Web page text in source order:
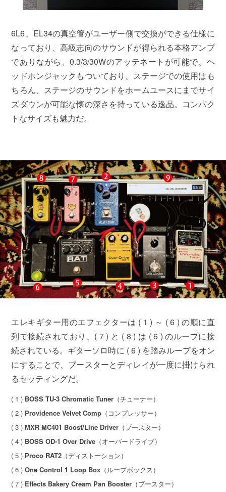
6L6、EL34の真空管がユーザー側で交換ができる仕様に
なっており、高級志向のサウンドが得られる本格アンプ
でありながら、0.3/3/30Wのアッテネートが可能で、ヘ
ッドホンジャックもついており、ステージでの使用はも
ちろん、ステージのサウンドをホームユースにまでサイ
ズダウンが可能な懐の深さを持っている逸品。コンパク
トなサイズも魅力だ。
エレキギター用のエフェクターは ( 1 ) ～ ( 6 ) の順に直
列で接続されており、( 7 ) と ( 8 ) は ( 6 ) のループに接
続されている。ギターソロ時に ( 6 ) を踏みループをオン
にすることで、ブースターとディレイが一度に掛けられ
るセッティングだ。
( 1 ) BOSS TU-3 Chromatic Tuner （チューナー）
( 2 ) Providence Velvet Comp （コンプレッサー）
( 3 )MXR MC401 Boost/Line Driver （ブースター）
( 4 ) BOSS OD-1 Over Drive （オーバードライブ）
( 5 ) Proco RAT2 （ディストーション）
( 6 )One Control 1 Loop Box （ループボックス）
( 7 ) Effects Bakery Cream Pan Booster （ブースター）